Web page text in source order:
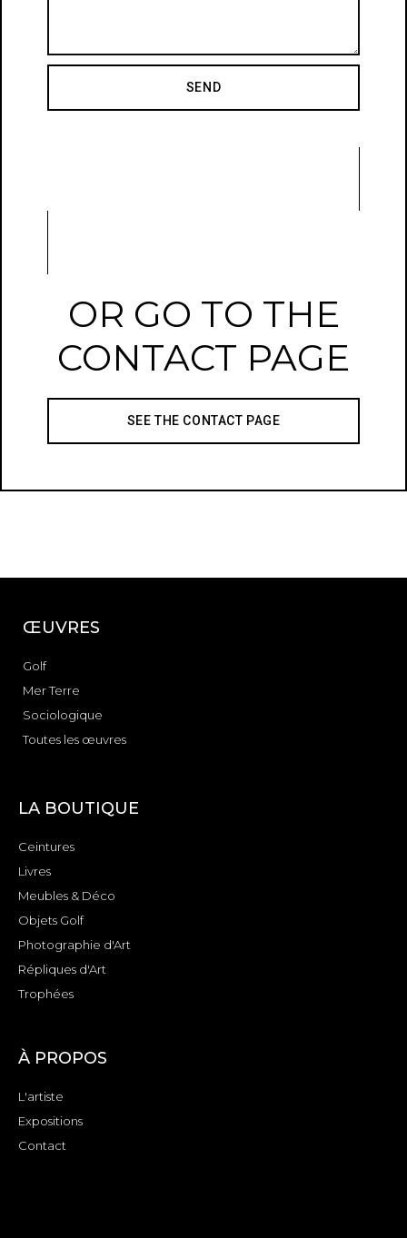
SEND
OR GO TO THE
CONTACT PAGE
SEE THE CONTACT PAGE
ŒUVRES
Golf
Mer Terre
Sociologique
Toutes les œuvres
LA BOUTIQUE
Ceintures
Livres
Meubles & Déco
Objets Golf
Photographie d'Art
Répliques d'Art
Trophées
À PROPOS
L'artiste
Expositions
Contact